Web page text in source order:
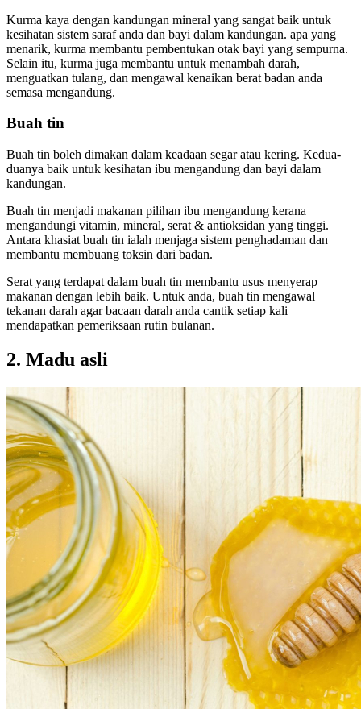
Kurma kaya dengan kandungan mineral yang sangat baik untuk
kesihatan sistem saraf anda dan bayi dalam kandungan. apa yang
menarik, kurma membantu pembentukan otak bayi yang sempurna.
Selain itu, kurma juga membantu untuk menambah darah,
menguatkan tulang, dan mengawal kenaikan berat badan anda
semasa mengandung.
Buah tin
Buah tin boleh dimakan dalam keadaan segar atau kering. Kedua-
duanya baik untuk kesihatan ibu mengandung dan bayi dalam
kandungan.
Buah tin menjadi makanan pilihan ibu mengandung kerana
mengandungi vitamin, mineral, serat & antioksidan yang tinggi.
Antara khasiat buah tin ialah menjaga sistem penghadaman dan
membantu membuang toksin dari badan.
Serat yang terdapat dalam buah tin membantu usus menyerap
makanan dengan lebih baik. Untuk anda, buah tin mengawal
tekanan darah agar bacaan darah anda cantik setiap kali
mendapatkan pemeriksaan rutin bulanan.
2. Madu asli